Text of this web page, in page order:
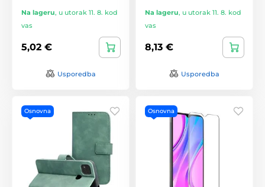
Na lageru, u utorak 11. 8. kod
vas
5,02 €
Usporedba
Na lageru, u utorak 11. 8. kod
vas
8,13 €
Usporedba
Osnovna Osnovna